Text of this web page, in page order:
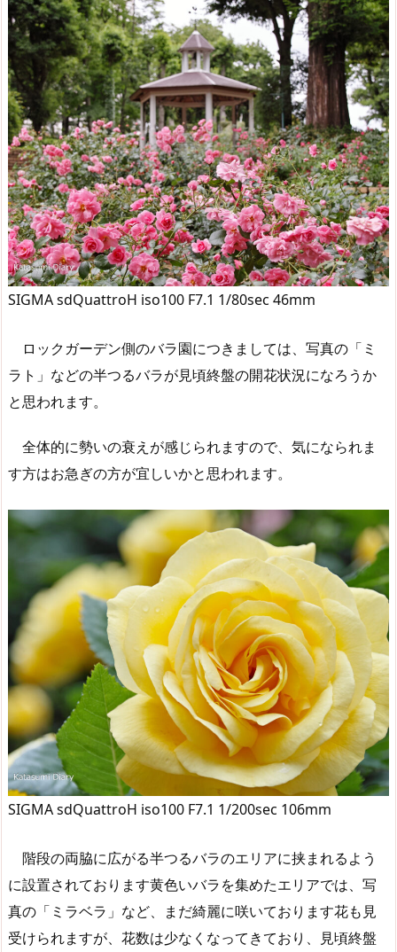
SIGMA sdQuattroH iso100 F7.1 1/80sec 46mm
ロックガーデン側のバラ園につきましては、写真の「ミ
ラト」などの半つるバラが見頃終盤の開花状況になろうか
と思われます。
全体的に勢いの衰えが感じられますので、気になられま
す方はお急ぎの方が宜しいかと思われます。
SIGMA sdQuattroH iso100 F7.1 1/200sec 106mm
階段の両脇に広がる半つるバラのエリアに挟まれるよう
に設置されております黄色いバラを集めたエリアでは、写
真の「ミラベラ」など、まだ綺麗に咲いております花も見
受けられますが、花数は少なくなってきており、見頃終盤